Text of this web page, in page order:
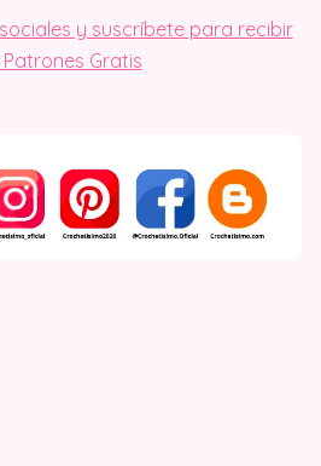
y suscríbete para recibir
Gratis